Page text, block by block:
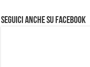
Seguici anche su Facebook